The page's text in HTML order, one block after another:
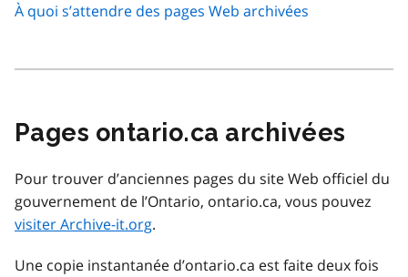
À quoi s’attendre des pages Web archivées
Pages ontario.ca archivées
Pour trouver d’anciennes pages du site Web officiel du
gouvernement de l’Ontario, ontario.ca, vous pouvez
visiter Archive-it.org.
Une copie instantanée d’ontario.ca est faite deux fois